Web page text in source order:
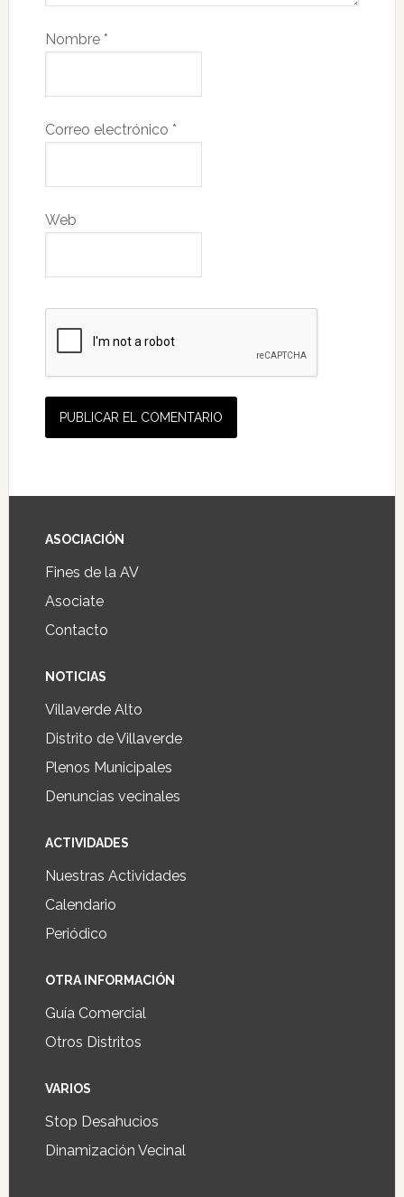
Nombre *
Correo electrónico *
Web
ASOCIACIÓN
Fines de la AV
Asociate
Contacto
NOTICIAS
Villaverde Alto
Distrito de Villaverde
Plenos Municipales
Denuncias vecinales
ACTIVIDADES
Nuestras Actividades
Calendario
Periódico
OTRA INFORMACIÓN
Guía Comercial
Otros Distritos
VARIOS
Stop Desahucios
Dinamización Vecinal